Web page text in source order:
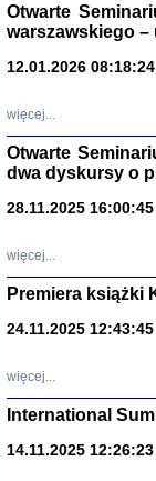
Otwarte
warszawskiego –
12.01.2026 08:18:24
więcej...
Otwarte
dwa dyskursy o
28.11.2025 16:00:45
więcej...
Premiera książki
24.11.2025 12:43:45
więcej...
International
14.11.2025 12:26:23